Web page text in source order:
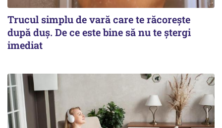
Trucul simplu de vară care te răcorește
după duș. De ce este bine să nu te ștergi
imediat